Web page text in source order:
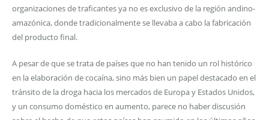
organizaciones de traficantes ya no es exclusivo de la región andino-
amazónica, donde tradicionalmente se llevaba a cabo la fabricación
del producto final.
A pesar de que se trata de países que no han tenido un rol histórico
en la elaboración de cocaína, sino más bien un papel destacado en el
tránsito de la droga hacia los mercados de Europa y Estados Unidos,
y un consumo doméstico en aumento, parece no haber discusión